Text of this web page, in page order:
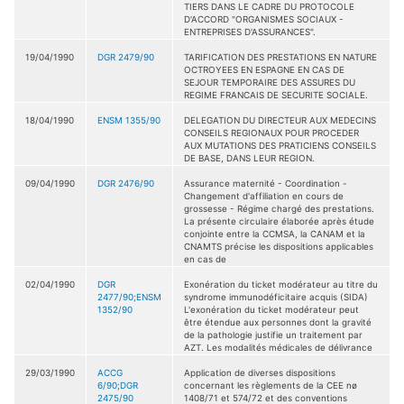
TIERS DANS LE CADRE DU PROTOCOLE
D'ACCORD "ORGANISMES SOCIAUX -
ENTREPRISES D'ASSURANCES".
19/04/1990 DGR 2479/90
TARIFICATION DES PRESTATIONS EN NATURE
OCTROYEES EN ESPAGNE EN CAS DE
SEJOUR TEMPORAIRE DES ASSURES DU
REGIME FRANCAIS DE SECURITE SOCIALE.
18/04/1990 ENSM 1355/90
DELEGATION DU DIRECTEUR AUX MEDECINS
CONSEILS REGIONAUX POUR PROCEDER
AUX MUTATIONS DES PRATICIENS CONSEILS
DE BASE, DANS LEUR REGION.
09/04/1990 DGR 2476/90
Assurance maternité - Coordination -
Changement d'affiliation en cours de
grossesse - Régime chargé des prestations.
La présente circulaire élaborée après étude
conjointe entre la CCMSA, la CANAM et la
CNAMTS précise les dispositions applicables
en cas de
02/04/1990
DGR
2477/90;ENSM
1352/90
Exonération du ticket modérateur au titre du
syndrome immunodéficitaire acquis (SIDA)
L'exonération du ticket modérateur peut
être étendue aux personnes dont la gravité
de la pathologie justifie un traitement par
AZT. Les modalités médicales de délivrance
29/03/1990
ACCG
6/90;DGR
2475/90
Application de diverses dispositions
concernant les règlements de la CEE nø
1408/71 et 574/72 et des conventions